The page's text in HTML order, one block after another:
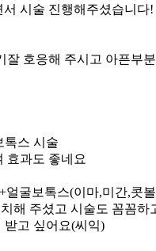
시술 진행해주셨습니다!
잘 호응해 주시고 아픈부
톡스 시술
효과도 좋네요
얼굴보톡스(이마,미간,콧
해 주셨고 시술도 꼼꼼
받고 싶어요(씨익)